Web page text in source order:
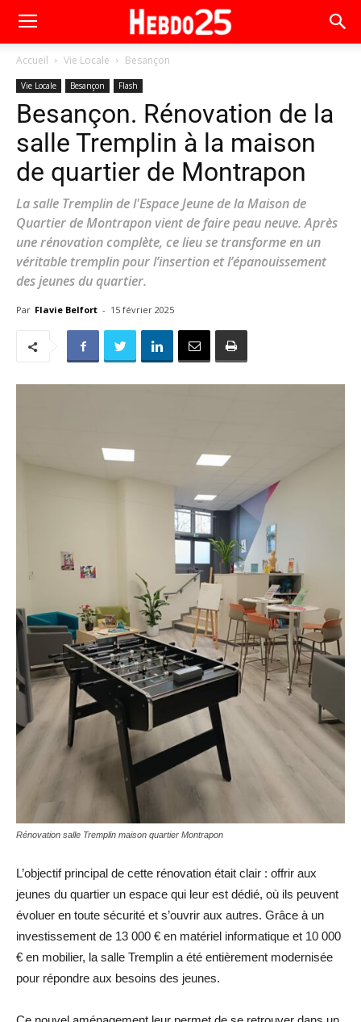
Accueil Vie Locale Besançon
Vie Locale Besançon Flash
Besançon. Rénovation de la
salle Tremplin à la maison
de quartier de Montrapon
La salle Tremplin de l'Espace Jeune de la Maison de
Quartier de Montrapon vient de faire peau neuve. Après
une rénovation complète, ce lieu se transforme en un
véritable tremplin pour l’insertion et l’épanouissement
des jeunes du quartier.
Par Flavie Belfort - 15 février 2025
Rénovation salle Tremplin maison quartier Montrapon
L’objectif principal de cette rénovation était clair : offrir aux
jeunes du quartier un espace qui leur est dédié, où ils peuvent
évoluer en toute sécurité et s’ouvrir aux autres. Grâce à un
investissement de 13 000 € en matériel informatique et 10 000
€ en mobilier, la salle Tremplin a été entièrement modernisée
pour répondre aux besoins des jeunes.